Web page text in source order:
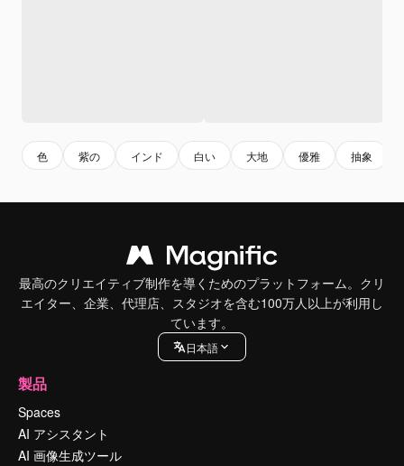
色 紫の インド 白い 大地 優雅 抽象
最高のクリエイティブ制作を導くためのプラットフォーム。クリ
エイター、企業、代理店、スタジオを含む100万人以上が利用し
ています。
日本語
製品
Spaces
AI アシスタント
AI 画像生成ツール